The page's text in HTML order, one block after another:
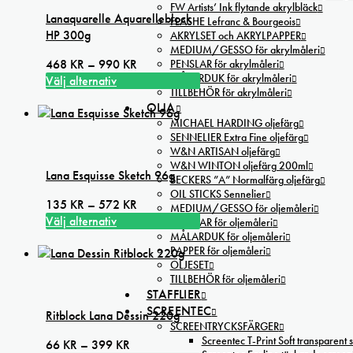
FW Artists’ Ink flytande akrylbläck
FLASHE Lefranc & Bourgeois
AKRYLSET och AKRYLPAPPER
MEDIUM/GESSO för akrylmåleri
PENSLAR för akrylmåleri
MÅLARDUK för akrylmåleri
TILLBEHÖR för akrylmåleri
OLJA
MICHAEL HARDING oljefärg
SENNELIER Extra Fine oljefärg
W&N ARTISAN oljefärg
W&N WINTON oljefärg 200ml
BECKERS ”A” Normalfärg oljefärg
OIL STICKS Sennelier
MEDIUM/GESSO för oljemåleri
PENSLAR för oljemåleri
MÅLARDUK för oljemåleri
PAPPER för oljemåleri
OLJESET
TILLBEHÖR för oljemåleri
STAFFLIER
SCREENTEC
SCREENTRYCKSFÄRGER
Screentec T-Print Soft transparent
Lanaquarelle Aquarelleblock
HP 300g
468 KR – 990 KR Prisintervall:
990 kr
Välj alternativ
här
varianter.
olika
alternativen
kan
väljas
Lana Esquisse Sketch 96g
135 KR – 572 KR Prisintervall:
572 kr
Välj alternativ
här
varianter.
Ritblock Lana Dessin 220g
66 KR – 399 KR Prisintervall: